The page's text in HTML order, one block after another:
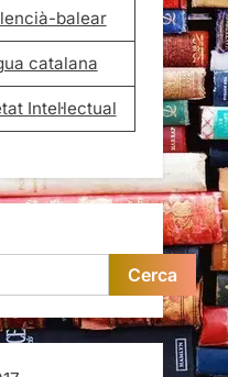
balear
catalana
Intel·lectual
Cerca